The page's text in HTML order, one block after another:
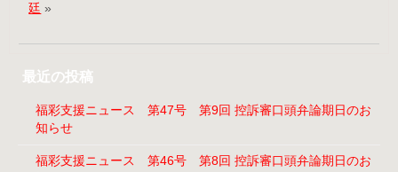
廷 »
最近の投稿
福彩支援ニュース 第47号 第9回 控訴審口頭弁論期日のお
知らせ
福彩支援ニュース 第46号 第8回 控訴審口頭弁論期日のお